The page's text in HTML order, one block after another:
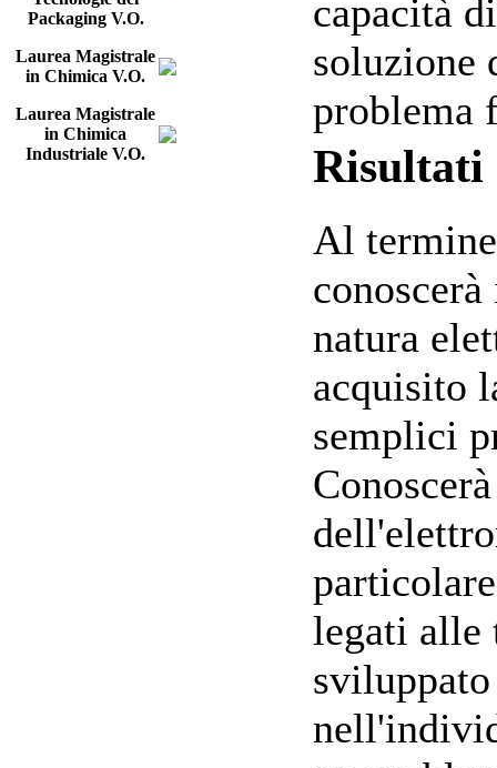
Packaging V.O.
Laurea Magistrale
in Chimica V.O.
Laurea Magistrale
in Chimica
Industriale V.O.
capacità
soluzione
problema
Risultati
Al
natura
acquisito
semplici
legati alle